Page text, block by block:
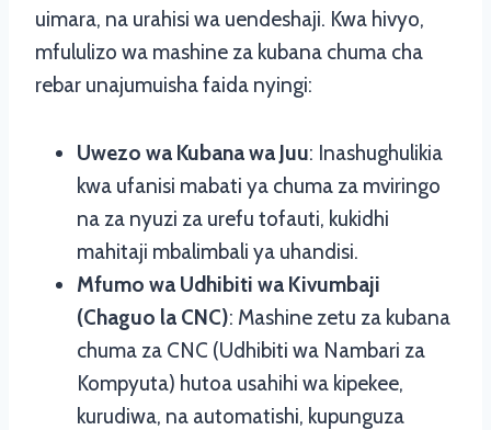
uimara, na urahisi wa uendeshaji. Kwa hivyo,
mfululizo wa mashine za kubana chuma cha
rebar unajumuisha faida nyingi:
Uwezo wa Kubana wa Juu: Inashughulikia
kwa ufanisi mabati ya chuma za mviringo
na za nyuzi za urefu tofauti, kukidhi
mahitaji mbalimbali ya uhandisi.
Mfumo wa Udhibiti wa Kivumbaji
(Chaguo la CNC): Mashine zetu za kubana
chuma za CNC (Udhibiti wa Nambari za
Kompyuta) hutoa usahihi wa kipekee,
kurudiwa, na automatishi, kupunguza